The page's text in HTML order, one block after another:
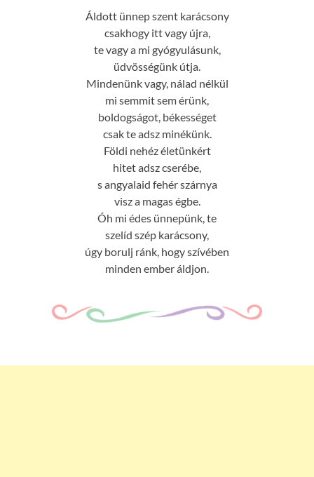
Áldott ünnep szent karácsony
csakhogy itt vagy újra,
te vagy a mi gyógyulásunk,
üdvösségünk útja.
Mindenünk vagy, nálad nélkül
mi semmit sem érünk,
boldogságot, békességet
csak te adsz minékünk.
Földi nehéz életünkért
hitet adsz cserébe,
s angyalaid fehér szárnya
visz a magas égbe.
Óh mi édes ünnepünk, te
szelíd szép karácsony,
úgy borulj ránk, hogy szívében
minden ember áldjon.